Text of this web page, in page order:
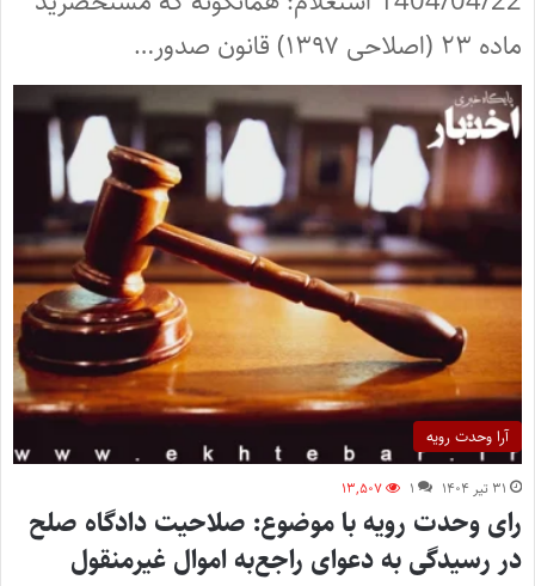
ماده ۲۳ (اصلاحی ۱۳۹۷) قانون صدور…
آرا وحدت رویه
۳۱ تیر ۱۴۰۴ ۱ ۱۳,۵۰۷
رای وحدت رویه با موضوع: صلاحیت دادگاه صلح
در رسیدگی به دعوای راجع‌به اموال غیرمنقول